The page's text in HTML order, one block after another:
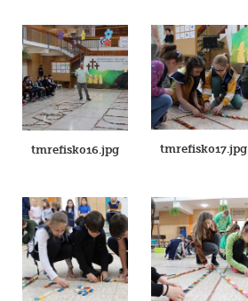
tmrefisk016.jpg tmrefisk017.jpg